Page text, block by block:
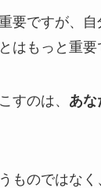
要ですが、自
はもっと重要
すのは、 あな
ものではなく